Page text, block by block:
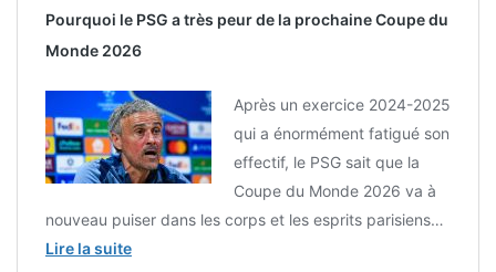
Pourquoi le PSG a très peur de la prochaine Coupe du
Monde 2026
Après un exercice 2024-2025
qui a énormément fatigué son
effectif, le PSG sait que la
Coupe du Monde 2026 va à
nouveau puiser dans les corps et les esprits parisiens…
Lire la suite